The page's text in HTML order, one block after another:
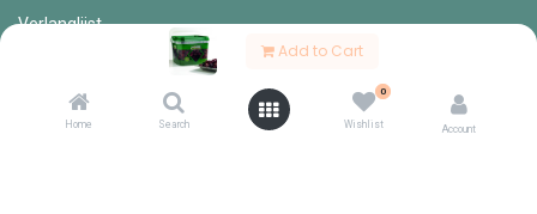
Add to Cart
Home Search
0
Wishlist Account
Verlanglijst
Mijn profiel